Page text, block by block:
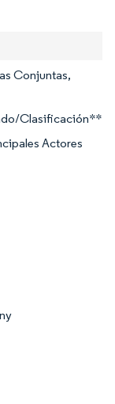
Conjuntas,
Clasificación**
Actores